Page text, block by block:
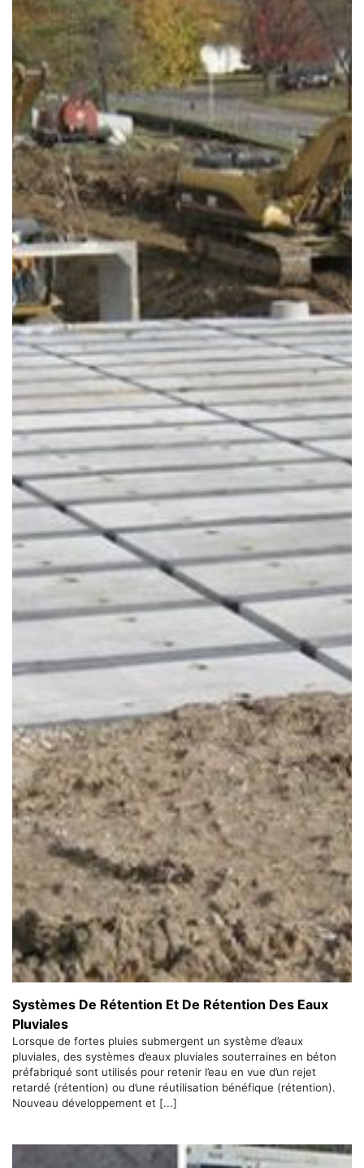
Systèmes De Rétention Et De Rétention Des Eaux
Pluviales
Lorsque de fortes pluies submergent un système d’eaux
pluviales, des systèmes d’eaux pluviales souterraines en béton
préfabriqué sont utilisés pour retenir l’eau en vue d’un rejet
retardé (rétention) ou d’une réutilisation bénéfique (rétention).
Nouveau développement et [...]